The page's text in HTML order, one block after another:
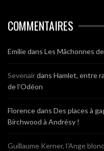
COMMENTAIRES
Emiliedans Les Mâchonnes
Sevenairdans Hamlet, entre
de l’Odéon
Florencedans Des places à
Birchwood à Andrésy !
Guillaume Kerner, l’Ange